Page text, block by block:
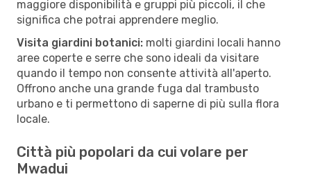
maggiore disponibilità e gruppi più piccoli, il che
significa che potrai apprendere meglio.
Visita giardini botanici: molti giardini locali hanno
aree coperte e serre che sono ideali da visitare
quando il tempo non consente attività all'aperto.
Offrono anche una grande fuga dal trambusto
urbano e ti permettono di saperne di più sulla flora
locale.
Città più popolari da cui volare per
Mwadui